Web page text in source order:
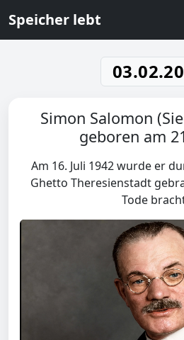
Speicher lebt
Simon Salomon
geboren am
Am 16. Juli 1942 wurde er
Ghetto Theresienstadt
Tode